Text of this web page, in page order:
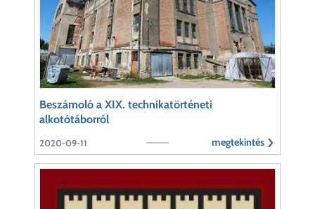
Beszámoló a XIX. technikatörténeti
alkotótáborról
megtekintés
2020-09-11